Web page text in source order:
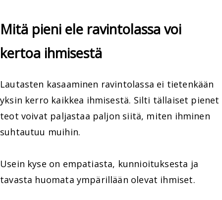
Mitä pieni ele ravintolassa voi
kertoa ihmisestä
Lautasten kasaaminen ravintolassa ei tietenkään
yksin kerro kaikkea ihmisestä. Silti tällaiset pienet
teot voivat paljastaa paljon siitä, miten ihminen
suhtautuu muihin.
Usein kyse on empatiasta, kunnioituksesta ja
tavasta huomata ympärillään olevat ihmiset.